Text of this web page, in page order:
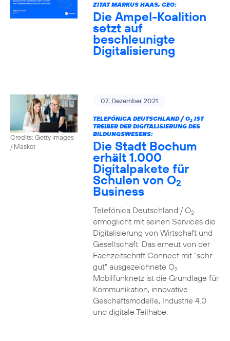
ZITAT MARKUS HAAS, CEO:
Die Ampel-Koalition
setzt auf
beschleunigte
Digitalisierung
Credits: Getty Images
/ Maskot
07. Dezember 2021
TELEFÓNICA DEUTSCHLAND / O2IST
TREIBER DER DIGITALISIERUNG DES
BILDUNGSWESENS:
Die Stadt Bochum
erhält 1.000
Digitalpakete für
Schulen von O2
Business
Telefónica Deutschland / O2
ermöglicht mit seinen Services die
Digitalisierung von Wirtschaft und
Gesellschaft. Das erneut von der
Fachzeitschrift Connect mit “sehr
gut” ausgezeichnete O2
Mobilfunknetz ist die Grundlage für
Kommunikation, innovative
Geschäftsmodelle, Industrie 4.0
und digitale Teilhabe.